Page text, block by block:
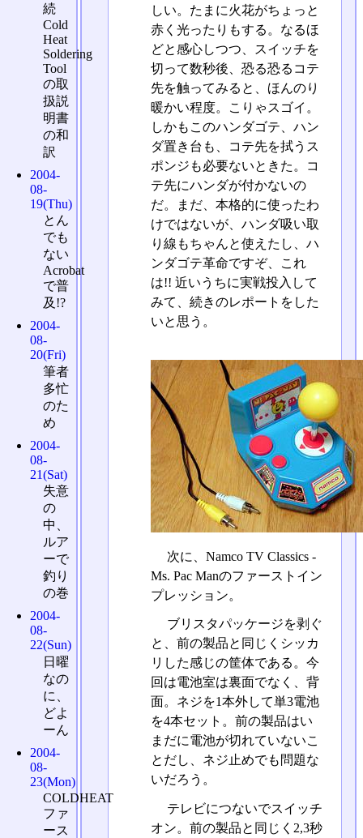
しい。たまに火花がちょっと
赤く光ったりもする。なるほ
どと感心しつつ、スイッチを
切って数秒後、恐る恐るコテ
先を触ってみると、ほんのり
暖かい程度。こりゃスゴイ。
しかもこのハンダゴテ、ハン
ダ置き台も、コテ先を拭うス
ポンジも必要ないときた。コ
テ先にハンダが付かないの
だ。まだ、本格的に使ったわ
けではないが、ハンダ吸い取
り線もちゃんと使えたし、ハ
ンダゴテ革命ですぞ、これ
は!! 近いうちに実戦投入して
みて、続きのレポートをした
いと思う。
次に、Namco TV Classics -
Ms. Pac Manのファーストイン
プレッション。
ブリスタパッケージを剥ぐ
と、前の製品と同じくシッカ
リした感じの筐体である。今
回は電池室は裏面でなく、背
面。ネジを1本外して単3電池
を4本セット。前の製品はい
まだに電池が切れていないこ
とだし、ネジ止めでも問題な
いだろう。
テレビにつないでスイッチ
オン。前の製品と同じく2,3秒
続
Cold
Heat
Soldering
Tool
の取
扱説
明書
の和
訳
2004-
08-
19(Thu)
とん
でも
ない
Acrobat
で普
及!?
2004-
08-
20(Fri)
筆者
多忙
のた
め
2004-
08-
21(Sat)
失意
の
中、
ルア
ーで
釣り
の巻
2004-
08-
22(Sun)
日曜
なの
に、
どよ
ーん
2004-
08-
23(Mon)
COLDHEAT
ファ
ース